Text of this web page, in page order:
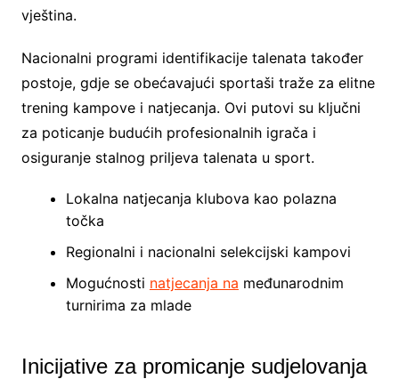
vještina.
Nacionalni programi identifikacije talenata također
postoje, gdje se obećavajući sportaši traže za elitne
trening kampove i natjecanja. Ovi putovi su ključni
za poticanje budućih profesionalnih igrača i
osiguranje stalnog priljeva talenata u sport.
Lokalna natjecanja klubova kao polazna
točka
Regionalni i nacionalni selekcijski kampovi
Mogućnosti natjecanja na međunarodnim
turnirima za mlade
Inicijative za promicanje sudjelovanja